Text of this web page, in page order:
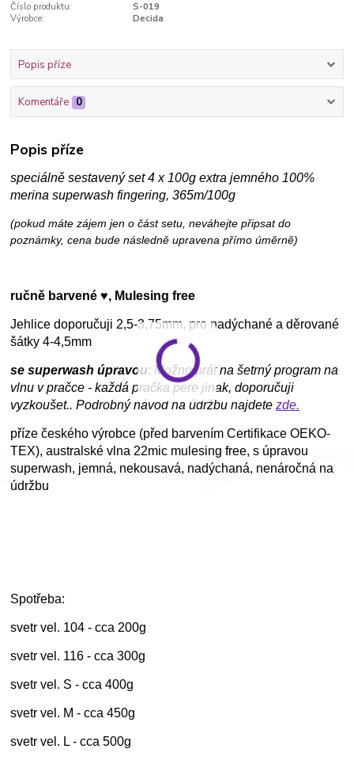
Číslo produktu:
S-019
Výrobce:
Decida
Popis příze
Komentáře 0
Popis příze
speciálně sestavený set 4 x 100g extra jemného 100%
merina superwash fingering, 365m/100g
(pokud máte zájem jen o část setu, neváhejte připsat do
poznámky, cena bude následně upravena přímo úměrně)
ručně barvené ♥, Mulesing free
Jehlice doporučuji 2,5-3,75mm, pro nadýchané a děrované
šátky 4-4,5mm
se superwash úpravou: Možno prát na šetrný program na
vlnu v pračce - každá pračka pere jinak, doporučuji
vyzkoušet.. Podrobný návod na údržbu najdetezde.
příze českého výrobce (před barvením Certifikace OEKO-
TEX), australské vlna 22mic mulesing free, s úpravou
superwash, jemná, nekousavá, nadýchaná, nenáročná na
údržbu
Spotřeba:
svetr vel. 104 - cca 200g
svetr vel. 116 - cca 300g
svetr vel. S - cca 400g
svetr vel. M - cca 450g
svetr vel. L - cca 500g